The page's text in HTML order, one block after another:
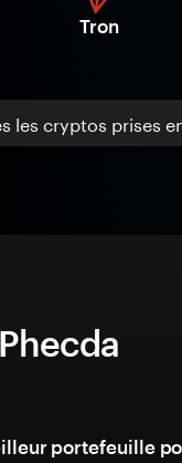
Tron
les cryptos prises
portefeuille